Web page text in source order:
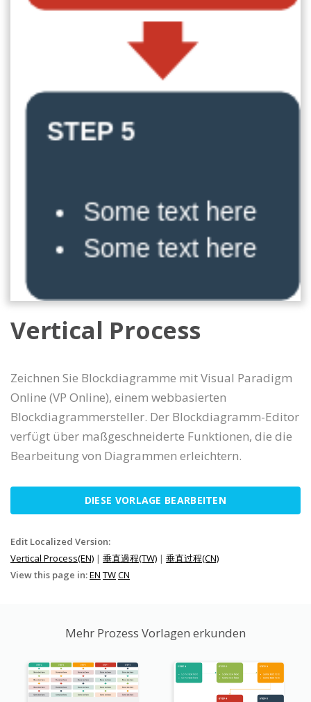
Vertical Process
Zeichnen Sie Blockdiagramme mit Visual Paradigm
Online (VP Online), einem webbasierten
Blockdiagrammersteller. Der Blockdiagramm-Editor
verfügt über maßgeschneiderte Funktionen, die die
Bearbeitung von Diagrammen erleichtern.
DIESE VORLAGE BEARBEITEN
Edit Localized Version:
Vertical Process(EN) | 垂直過程(TW) | 垂直过程(CN)
View this page in:EN TWCN
Mehr Prozess Vorlagen erkunden